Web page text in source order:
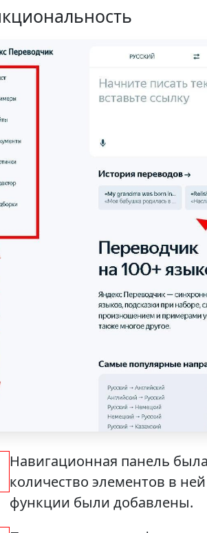
Навигационная панель
количество элементов в
функции были добавлены.